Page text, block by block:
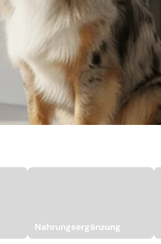
Nahrungsergänzung